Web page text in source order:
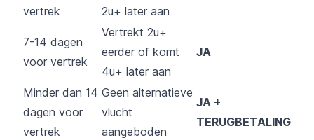
vertrek
2u+ later aan
7-14 dagen
voor vertrek
Vertrekt 2u+
eerder of komt
4u+ later aan
JA
Minder dan 14
dagen voor
vertrek
Geen alternatieve
vlucht
aangeboden
JA +
TERUGBETALING